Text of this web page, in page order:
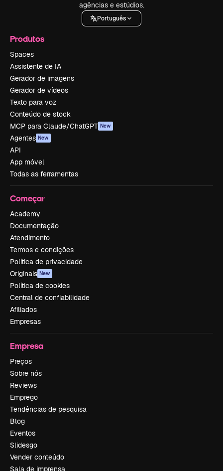
agências e estúdios.
Português
Produtos
Spaces
Assistente de IA
Gerador de imagens
Gerador de vídeos
Texto para voz
Conteúdo de stock
MCP para Claude/ChatGPT New
Agentes New
API
App móvel
Todas as ferramentas
Começar
Academy
Documentação
Atendimento
Termos e condições
Política de privacidade
Originais New
Política de cookies
Central de confiabilidade
Afiliados
Empresas
Empresa
Preços
Sobre nós
Reviews
Emprego
Tendências de pesquisa
Blog
Eventos
Slidesgo
Vender conteúdo
Sala de imprensa